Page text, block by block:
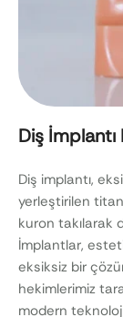
Diş İmplantı
Diş implantı,
yerleştirilen
kuron takılarak
İmplantlar,
eksiksiz bir
hekimlerimiz
modern